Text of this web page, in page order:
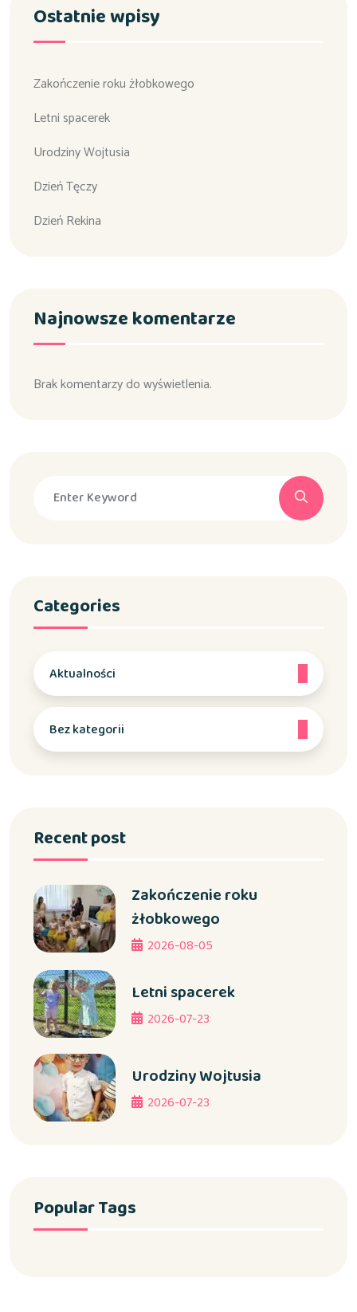
Ostatnie wpisy
Zakończenie roku żłobkowego
Letni spacerek
Urodziny Wojtusia
Dzień Tęczy
Dzień Rekina
Najnowsze komentarze
Brak komentarzy do wyświetlenia.
Categories
Aktualności
Bez kategorii
Recent post
Zakończenie roku
żłobkowego
2026-08-05
Letni spacerek
2026-07-23
Urodziny Wojtusia
2026-07-23
Popular Tags